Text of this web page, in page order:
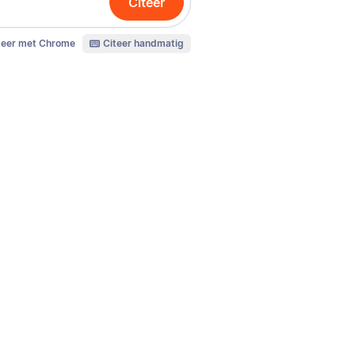
met Chrome Citeer handmatig